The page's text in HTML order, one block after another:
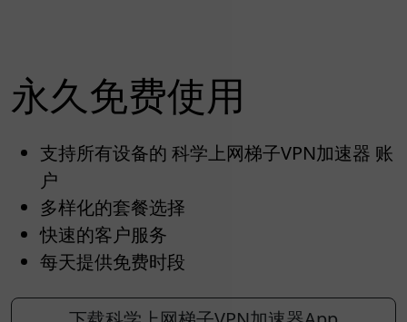
永久免费使用
支持所有设备的 科学上网梯子VPN加速器 账
户
多样化的套餐选择
快速的客户服务
每天提供免费时段